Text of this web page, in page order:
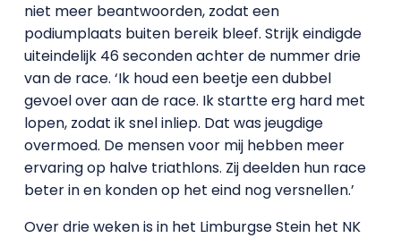
niet meer beantwoorden, zodat een
podiumplaats buiten bereik bleef. Strijk eindigde
uiteindelijk 46 seconden achter de nummer drie
van de race. ‘Ik houd een beetje een dubbel
gevoel over aan de race. Ik startte erg hard met
lopen, zodat ik snel inliep. Dat was jeugdige
overmoed. De mensen voor mij hebben meer
ervaring op halve triathlons. Zij deelden hun race
beter in en konden op het eind nog versnellen.’
Over drie weken is in het Limburgse Stein het NK